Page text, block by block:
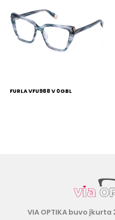
FURLA VFU988 V 0GBL
VIA OPTIKA buvo